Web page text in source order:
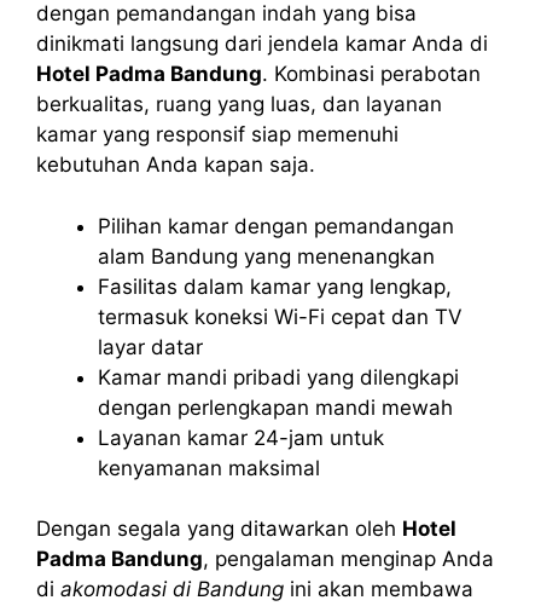
dengan pemandangan indah yang bisa
dinikmati langsung dari jendela kamar Anda di
Hotel Padma Bandung. Kombinasi perabotan
berkualitas, ruang yang luas, dan layanan
kamar yang responsif siap memenuhi
kebutuhan Anda kapan saja.
Pilihan kamar dengan pemandangan
alam Bandung yang menenangkan
Fasilitas dalam kamar yang lengkap,
termasuk koneksi Wi-Fi cepat dan TV
layar datar
Kamar mandi pribadi yang dilengkapi
dengan perlengkapan mandi mewah
Layanan kamar 24-jam untuk
kenyamanan maksimal
Dengan segala yang ditawarkan oleh Hotel
Padma Bandung, pengalaman menginap Anda
di akomodasi di Bandung ini akan membawa